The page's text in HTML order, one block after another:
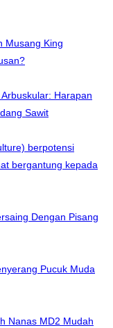
Musang King
Harapan
Sawit
berpotensi
bergantung kepada
Dengan Pisang
Pucuk Muda
Nanas MD2 Mudah